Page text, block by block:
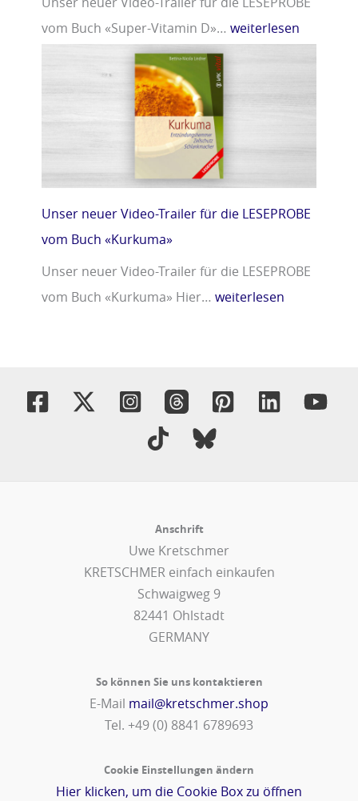
vom Buch «Super-Vitamin D»… weiterlesen
Unser neuer Video-Trailer für die LESEPROBE
vom Buch «Kurkuma»
Unser neuer Video-Trailer für die LESEPROBE
vom Buch «Kurkuma» Hier… weiterlesen
Anschrift
Uwe Kretschmer
KRETSCHMER einfach einkaufen
Schwaigweg 9
82441 Ohlstadt
GERMANY
So können Sie uns kontaktieren
E-Mail mail@kretschmer.shop
Tel. +49 (0) 8841 6789693‬
Cookie Einstellungen ändern
Hier klicken, um die Cookie Box zu öffnen